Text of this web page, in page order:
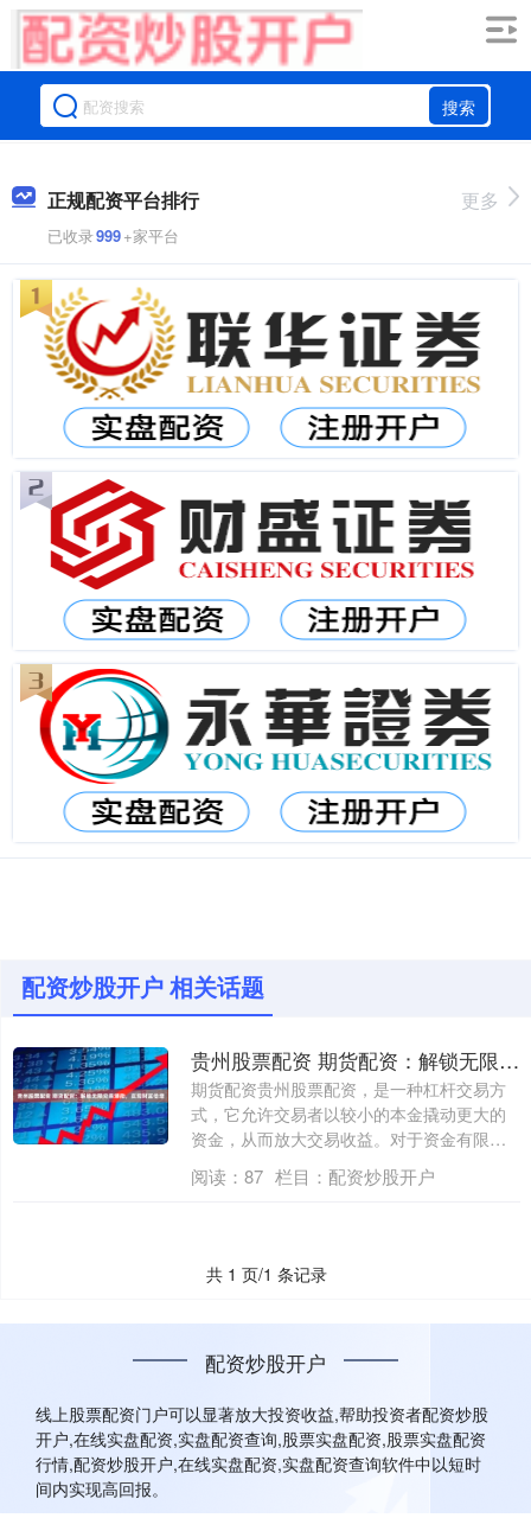
搜索
正规配资平台排行
已收录999+家平台
更多
配资炒股开户 相关话题
贵州股票配资 期货配资：解锁无限交易潜能，实现财富倍增
期货配资贵州股票配资，是一种杠杆交易方
式，它允许交易者以较小的本金撬动更大的
资金，从而放大交易收益。对于资金有限的
投资者....
阅读： 87 栏目： 配资炒股开户
共 1 页/1 条记录
配资炒股开户
线上股票配资门户可以显著放大投资收益,帮助投资者配资炒股
开户,在线实盘配资,实盘配资查询,股票实盘配资,股票实盘配资
行情,配资炒股开户,在线实盘配资,实盘配资查询软件中以短时
间内实现高回报。